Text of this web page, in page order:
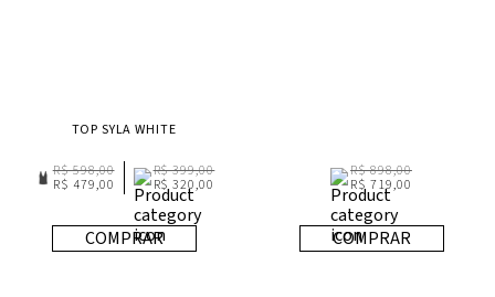
TOP SYLA WHITE
R$ 598,00
R$ 479,00
R$ 399,00
R$ 320,00
COMPRAR
R$ 898,00
R$ 719,00
COMPRAR